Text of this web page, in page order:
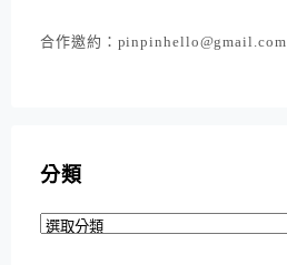
合作邀約：pinpinhello@gmail.com
分類
分